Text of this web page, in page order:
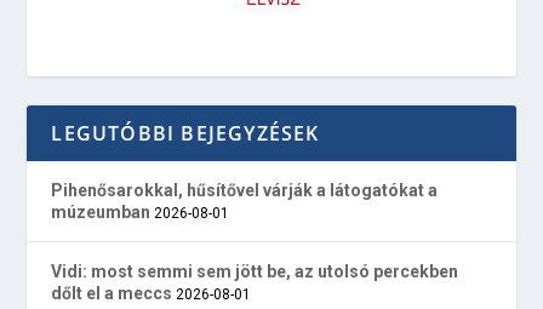
LEGUTÓBBI BEJEGYZÉSEK
Pihenősarokkal, hűsítővel várják a látogatókat a
múzeumban 2026-08-01
Vidi: most semmi sem jött be, az utolsó percekben
dőlt el a meccs 2026-08-01